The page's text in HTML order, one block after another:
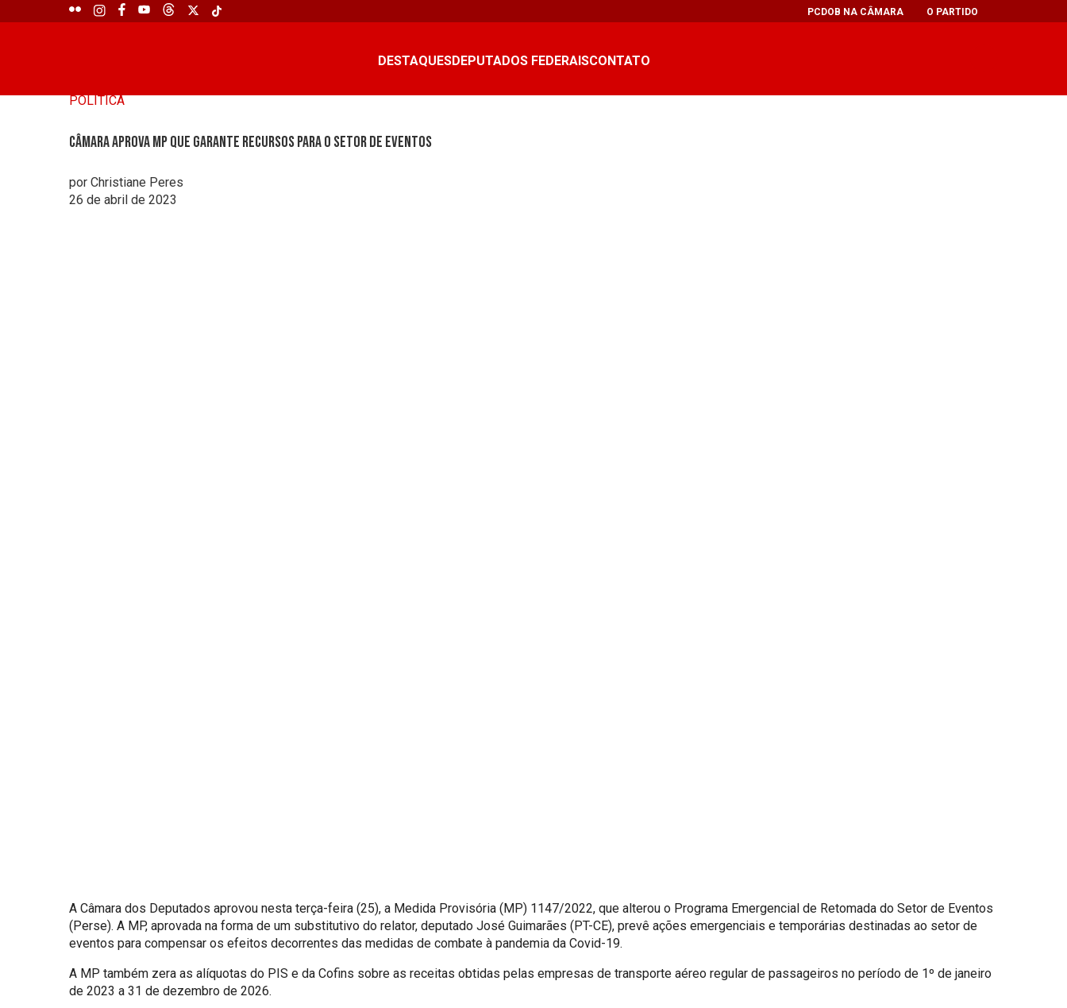
PCDOB NA CÂMARA O PARTIDO
DESTAQUESDEPUTADOS FEDERAISCONTATO
POLÍTICA
Câmara aprova MP que garante recursos para o setor de eventos
por Christiane Peres
26 de abril de 2023
A Câmara dos Deputados aprovou nesta terça-feira (25), a Medida Provisória (MP) 1147/2022, que alterou o Programa Emergencial de Retomada do Setor de Eventos
(Perse). A MP, aprovada na forma de um substitutivo do relator, deputado José Guimarães (PT-CE), prevê ações emergenciais e temporárias destinadas ao setor de
eventos para compensar os efeitos decorrentes das medidas de combate à pandemia da Covid-19.
A MP também zera as alíquotas do PIS e da Cofins sobre as receitas obtidas pelas empresas de transporte aéreo regular de passageiros no período de 1º de janeiro
de 2023 a 31 de dezembro de 2026.